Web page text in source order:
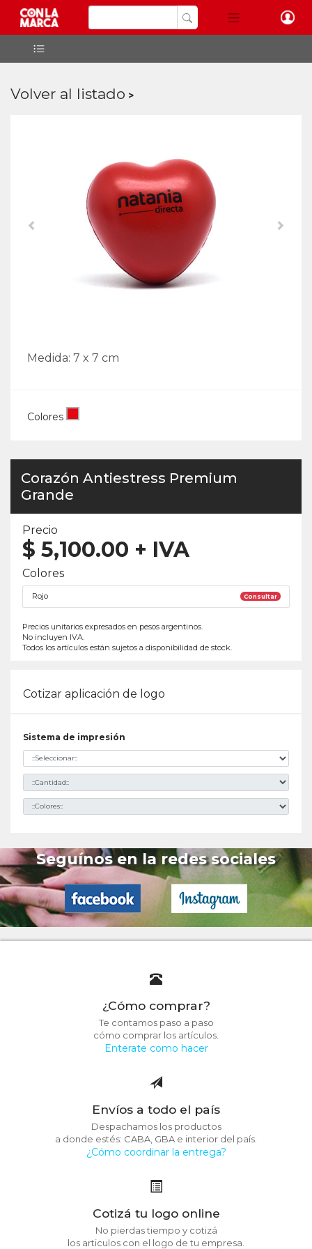
Volver al listado
Medida: 7 x 7 cm
Colores
Corazón Antiestress Premium
Grande
Precio
$ 5,100.00 + IVA
Colores
Rojo Consultar
Precios unitarios expresados en pesos argentinos.
No incluyen IVA.
Todos los artículos están sujetos a disponibilidad de stock.
Cotizar aplicación de logo
Sistema de impresión
Seguínos en la redes sociales
¿Cómo comprar?
Te contamos paso a paso
cómo comprar los artículos.
Enterate como hacer
Envíos a todo el país
Despachamos los productos
a donde estés: CABA, GBA e interior del país.
¿Cómo coordinar la entrega?
Cotizá tu logo online
No pierdas tiempo y cotizá
los articulos con el logo de tu empresa.